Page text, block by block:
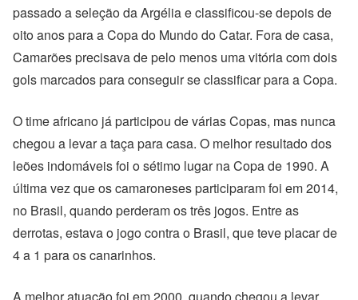
passado a seleção da Argélia e classificou-se depois de
oito anos para a Copa do Mundo do Catar. Fora de casa,
Camarões precisava de pelo menos uma vitória com dois
gols marcados para conseguir se classificar para a Copa.
O time africano já participou de várias Copas, mas nunca
chegou a levar a taça para casa. O melhor resultado dos
leões indomáveis foi o sétimo lugar na Copa de 1990. A
última vez que os camaroneses participaram foi em 2014,
no Brasil, quando perderam os três jogos. Entre as
derrotas, estava o jogo contra o Brasil, que teve placar de
4 a 1 para os canarinhos.
A melhor atuação foi em 2000, quando chegou a levar